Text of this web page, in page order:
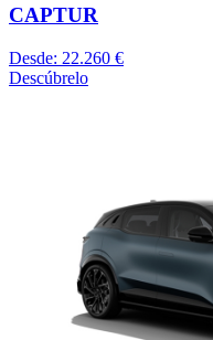
CAPTUR
Desde: 22.260 €
Descúbrelo